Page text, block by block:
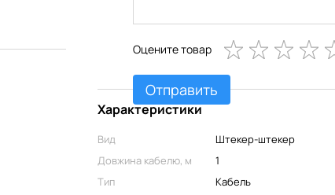
Оцените товар
Отправить
Характеристики
Вид
Штекер-штекер
Довжина кабелю, м
1
Тип
Кабель